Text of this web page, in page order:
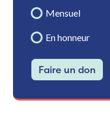
Mensuel
En honneur
Faire un don